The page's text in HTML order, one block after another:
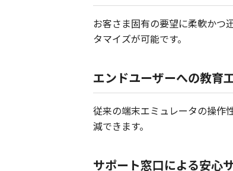
お客さま固有の要望に柔軟かつ
タマイズが可能です。
エンドユーザーへの教育
従来の端末エミュレータの操作
減できます。
サポート窓口による安心